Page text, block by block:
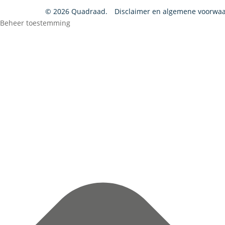
© 2026 Quadraad.
Disclaimer en algemene
Beheer toestemming